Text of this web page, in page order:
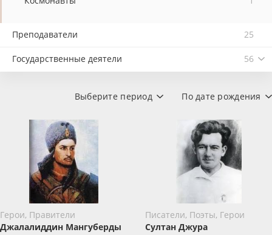
Преподаватели 25
Государственные деятели 56
По дате рождения
Выберите период
Герои, Правители
Джалалиддин Мангуберды
Писатели, Поэты, Герои
Султан Джура